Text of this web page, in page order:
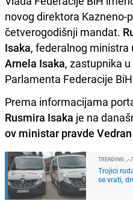
novog direktora Kazneno-
četverogodišnji mandat.
Isaka, federalnog ministra
Arnela Isaka, zastupnika
Parlamenta Federacije
Prema informacijama
Rusmira Isaka je na
ov ministar pravde
TRENDING
Trojici
se vrati,